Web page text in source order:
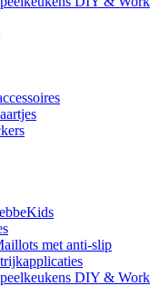
met anti-slip
DIY &